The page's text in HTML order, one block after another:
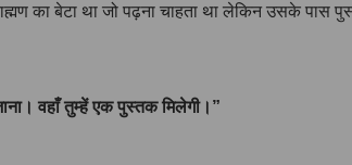
का बेटा था जो पढ़ना चाहता था लेकिन उसके पास
वहाँ तुम्हें एक पुस्तक मिलेगी।”